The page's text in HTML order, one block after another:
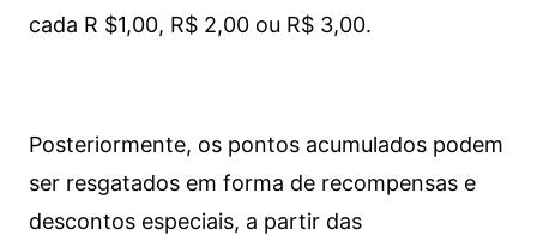
cada R $1,00, R$ 2,00 ou R$ 3,00.
Posteriormente, os pontos acumulados podem
ser resgatados em forma de recompensas e
descontos especiais, a partir das